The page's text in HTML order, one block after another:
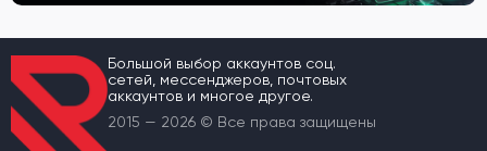
Большой выбор аккаунтов соц.
сетей, мессенджеров, почтовых
аккаунтов и многое другое.
2015 — 2026 © Все права защищены